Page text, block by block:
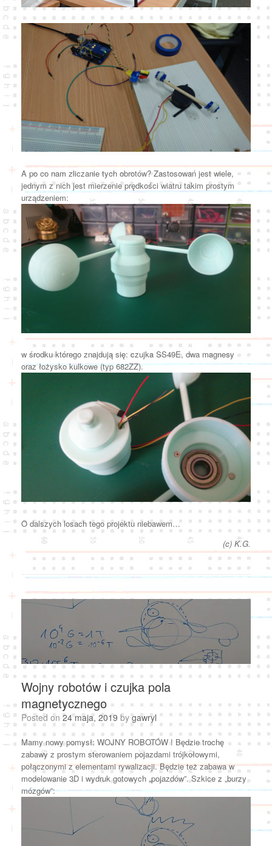
A po co nam zliczanie tych obrotów? Zastosowań jest wiele,
jednym z nich jest mierzenie prędkości wiatru takim prostym
urządzeniem:
w środku którego znajdują się: czujka SS49E, dwa magnesy
oraz łożysko kulkowe (typ 682ZZ).
O dalszych losach tego projektu niebawem…
(c) K.G.
Wojny robotów i czujka pola
magnetycznego
Posted on 24 maja, 2019 bygawryl
Mamy nowy pomysł: WOJNY ROBOTÓW ! Będzie trochę
zabawy z prostym sterowaniem pojazdami trójkołowymi,
połączonymi z elementami rywalizacji. Będzie też zabawa w
modelowanie 3D i wydruk gotowych „pojazdów”. Szkice z „burzy
mózgów”: